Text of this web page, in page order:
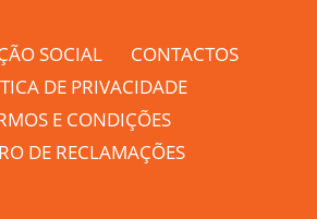
SOCIAL
CONTACTOS
DE PRIVACIDADE
E CONDIÇÕES
DE RECLAMAÇÕES